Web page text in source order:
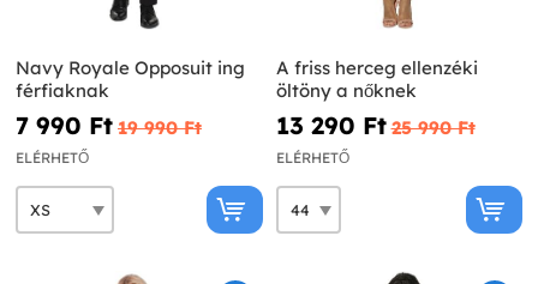
Navy Royale Opposuit ing
férfiaknak
7 990 Ft‎ 19 990 Ft‎
ELÉRHETŐ
A friss herceg ellenzéki
öltöny a nőknek
13 290 Ft‎ 25 990 Ft‎
ELÉRHETŐ